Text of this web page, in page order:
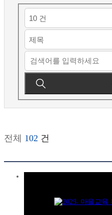
전체 102 건